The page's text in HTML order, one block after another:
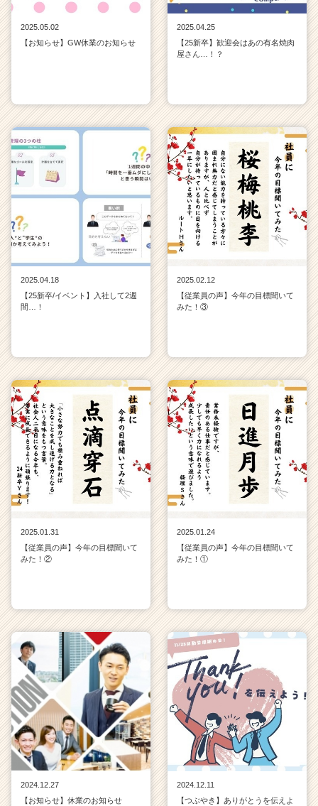
2025.05.02
【お知らせ】GW休業のお知らせ
2025.04.25
【25新卒】歓迎会はあの有名焼肉
屋さん…！？
2025.04.18
【25新卒/イベント】入社して2週
間…！
2025.02.12
【従業員の声】今年の目標聞いて
みた！③
2025.01.31
【従業員の声】今年の目標聞いて
みた！②
2025.01.24
【従業員の声】今年の目標聞いて
みた！①
2024.12.27
【お知らせ】休業のお知らせ
2024.12.11
【つぶやき】ありがとうを伝えよ